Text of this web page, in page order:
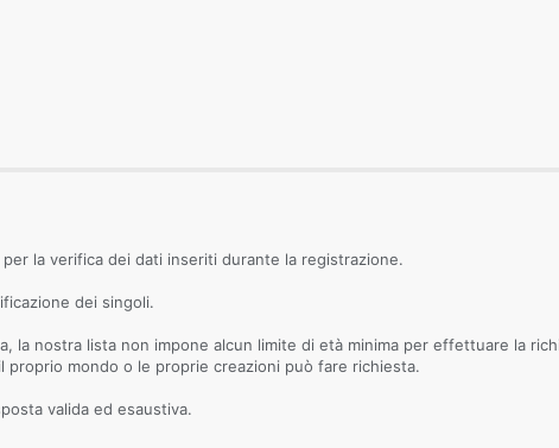
la verifica dei dati inseriti durante la registrazione.
dei singoli.
la nostra lista non impone alcun limite di età minima per effettuare la
proprio mondo o le proprie creazioni può fare richiesta.
valida ed esaustiva.